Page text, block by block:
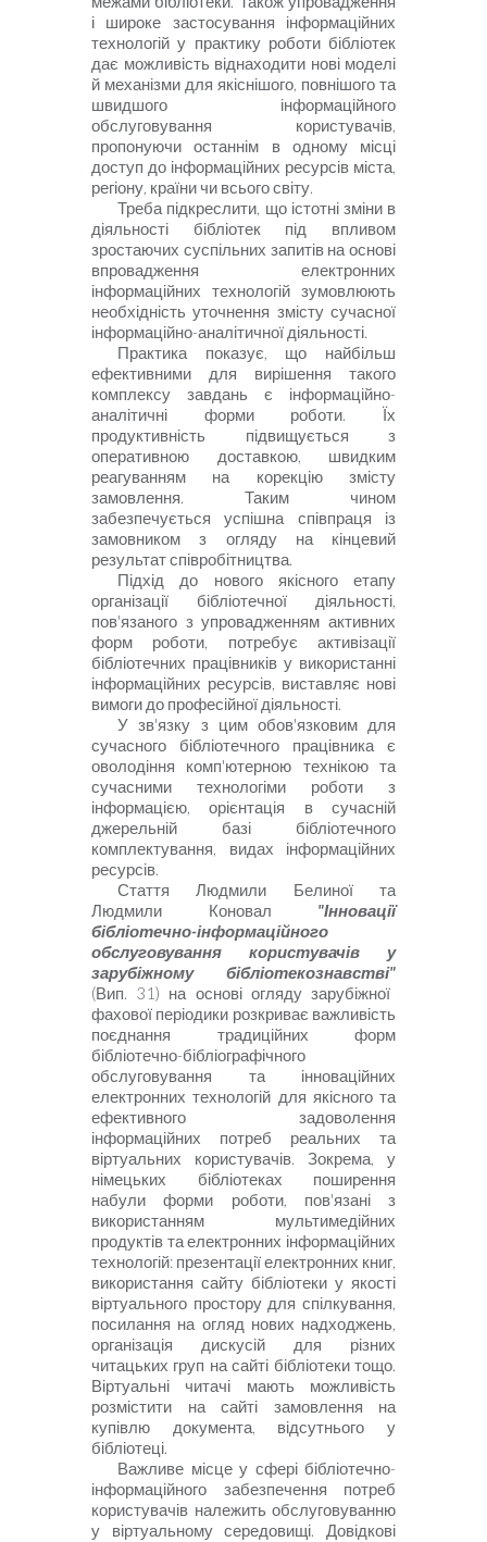
і широке застосування інформаційних
технологій у практику роботи бібліотек
дає можливість віднаходити нові моделі
й механізми для якіснішого, повнішого та
швидшого інформаційного
обслуговування користувачів,
пропонуючи останнім в одному місці
доступ до інформаційних ресурсів міста,
регіону, країни чи всього світу.
Треба підкреслити, що істотні зміни в
діяльності бібліотек під впливом
зростаючих суспільних запитів на основі
впровадження електронних
інформаційних технологій зумовлюють
необхідність уточнення змісту сучасної
інформаційно-аналітичної діяльності.
Практика показує, що найбільш
ефективними для вирішення такого
комплексу завдань є інформаційно-
аналітичні форми роботи. Їх
продуктивність підвищується з
оперативною доставкою, швидким
реагуванням на корекцію змісту
замовлення. Таким чином
забезпечується успішна співпраця із
замовником з огляду на кінцевий
результат співробітництва.
Підхід до нового якісного етапу
організації бібліотечної діяльності,
пов'язаного з упровадженням активних
форм роботи, потребує активізації
бібліотечних працівників у використанні
інформаційних ресурсів, виставляє нові
вимоги до професійної діяльності.
У зв'язку з цим обов'язковим для
сучасного бібліотечного працівника є
оволодіння комп'ютерною технікою та
сучасними технологіми роботи з
інформацією, орієнтація в сучасній
джерельній базі бібліотечного
комплектування, видах інформаційних
ресурсів.
Стаття Людмили Белиної та
Людмили Коновал "Інновації
бібліотечно-інформаційного
обслуговування користувачів у
зарубіжному бібліотекознавстві"
(Вип. 31) на основі огляду зарубіжної
фахової періодики розкриває важливість
поєднання традиційних форм
бібліотечно-бібліографічного
обслуговування та інноваційних
електронних технологій для якісного та
ефективного задоволення
інформаційних потреб реальних та
віртуальних користувачів. Зокрема, у
німецьких бібліотеках поширення
набули форми роботи, пов'язані з
використанням мультимедійних
продуктів та електронних інформаційних
технологій: презентації електронних книг,
використання сайту бібліотеки у якості
віртуального простору для спілкування,
посилання на огляд нових надходжень,
організація дискусій для різних
читацьких груп на сайті бібліотеки тощо.
Віртуальні читачі мають можливість
розмістити на сайті замовлення на
купівлю документа, відсутнього у
бібліотеці.
Важливе місце у сфері бібліотечно-
інформаційного забезпечення потреб
користувачів належить обслуговуванню
у віртуальному середовищі. Довідкові